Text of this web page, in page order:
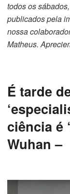
todos os
publicados pela
nossa
Matheus.
É tarde
ciência é
Wuhan –